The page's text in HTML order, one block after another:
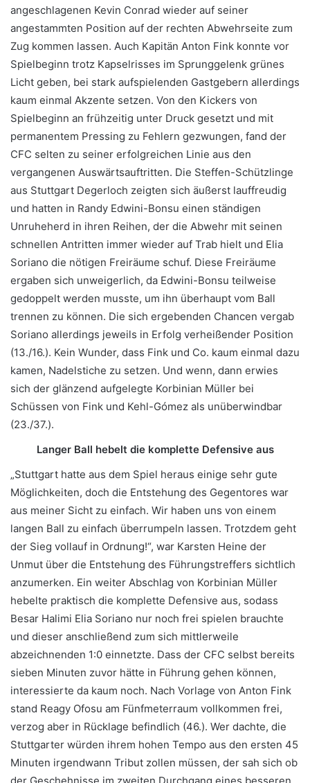
angeschlagenen Kevin Conrad wieder auf seiner
angestammten Position auf der rechten Abwehrseite zum
Zug kommen lassen. Auch Kapitän Anton Fink konnte vor
Spielbeginn trotz Kapselrisses im Sprunggelenk grünes
Licht geben, bei stark aufspielenden Gastgebern allerdings
kaum einmal Akzente setzen. Von den Kickers von
Spielbeginn an frühzeitig unter Druck gesetzt und mit
permanentem Pressing zu Fehlern gezwungen, fand der
CFC selten zu seiner erfolgreichen Linie aus den
vergangenen Auswärtsauftritten. Die Steffen-Schützlinge
aus Stuttgart Degerloch zeigten sich äußerst lauffreudig
und hatten in Randy Edwini-Bonsu einen ständigen
Unruheherd in ihren Reihen, der die Abwehr mit seinen
schnellen Antritten immer wieder auf Trab hielt und Elia
Soriano die nötigen Freiräume schuf. Diese Freiräume
ergaben sich unweigerlich, da Edwini-Bonsu teilweise
gedoppelt werden musste, um ihn überhaupt vom Ball
trennen zu können. Die sich ergebenden Chancen vergab
Soriano allerdings jeweils in Erfolg verheißender Position
(13./16.). Kein Wunder, dass Fink und Co. kaum einmal dazu
kamen, Nadelstiche zu setzen. Und wenn, dann erwies
sich der glänzend aufgelegte Korbinian Müller bei
Schüssen von Fink und Kehl-Gómez als unüberwindbar
(23./37.).
Langer Ball hebelt die komplette Defensive aus
„Stuttgart hatte aus dem Spiel heraus einige sehr gute
Möglichkeiten, doch die Entstehung des Gegentores war
aus meiner Sicht zu einfach. Wir haben uns von einem
langen Ball zu einfach überrumpeln lassen. Trotzdem geht
der Sieg vollauf in Ordnung!“, war Karsten Heine der
Unmut über die Entstehung des Führungstreffers sichtlich
anzumerken. Ein weiter Abschlag von Korbinian Müller
hebelte praktisch die komplette Defensive aus, sodass
Besar Halimi Elia Soriano nur noch frei spielen brauchte
und dieser anschließend zum sich mittlerweile
abzeichnenden 1:0 einnetzte. Dass der CFC selbst bereits
sieben Minuten zuvor hätte in Führung gehen können,
interessierte da kaum noch. Nach Vorlage von Anton Fink
stand Reagy Ofosu am Fünfmeterraum vollkommen frei,
verzog aber in Rücklage befindlich (46.). Wer dachte, die
Stuttgarter würden ihrem hohen Tempo aus den ersten 45
Minuten irgendwann Tribut zollen müssen, der sah sich ob